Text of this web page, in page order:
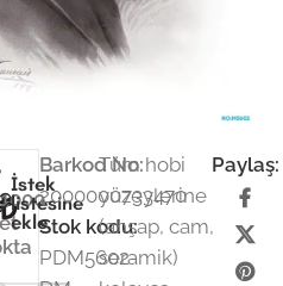
1000
İstek
listesine
ekle
Barkod No:
2000000733470
Stok kodu:
PDM5602-
Tüm hobi
yüzeylerine
(ahşap, cam,
seramik)
Paylaş: